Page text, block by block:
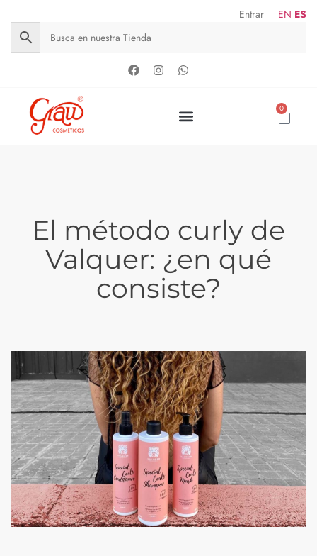
Entrar EN ES
0
El método curly de
Valquer: ¿en qué
consiste?